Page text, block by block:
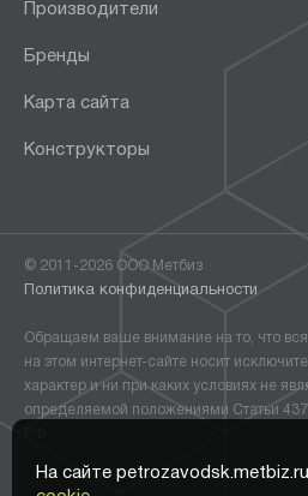
На сайте
Производители
Бренды
Карта сайта
Конструкторы
© 2011-2026 ООО Метбиз
Политика конфиденциальности
Обращаем ваше внимание на то, что
на этом интернет-сайте носит
характер и ни при каких условиях не
определяемой положениями Статьи